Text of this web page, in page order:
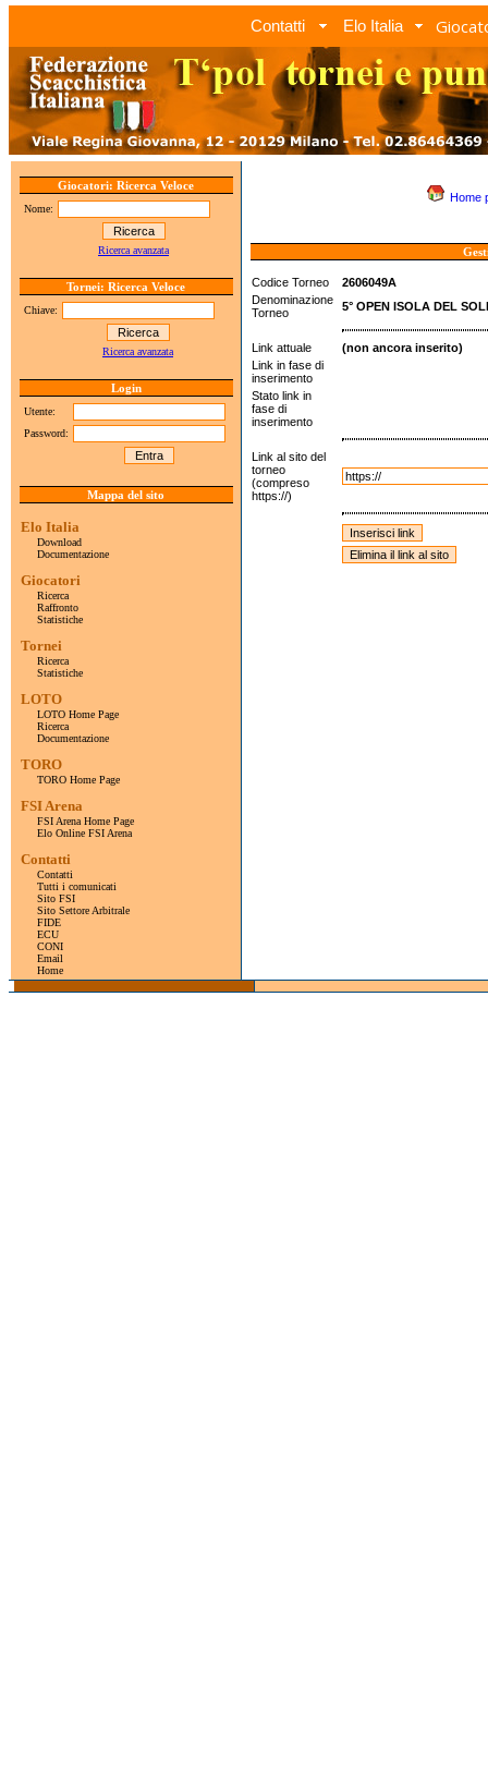
Contatti Elo Italia
Giocatori: Ricerca Veloce
Nome:
Ricerca avanzata
Tornei: Ricerca Veloce
Chiave:
Ricerca avanzata
Login
Utente:
Password:
Mappa del sito
Elo Italia
Download
Documentazione
Giocatori
Ricerca
Raffronto
Statistiche
Tornei
Ricerca
Statistiche
LOTO
LOTO Home Page
Ricerca
Documentazione
TORO
TORO Home Page
FSI Arena
FSI Arena Home Page
Elo Online FSI Arena
Contatti
Contatti
Tutti i comunicati
Sito FSI
Sito Settore Arbitrale
FIDE
ECU
CONI
Email
Home
Home
Codice Torneo
2606049A
Denominazione
Torneo
5° OPEN ISOLA DEL
Link attuale
(non ancora inserito)
Link in fase di
inserimento
Stato link in
fase di
inserimento
Link al sito del
torneo
(compreso
https://)